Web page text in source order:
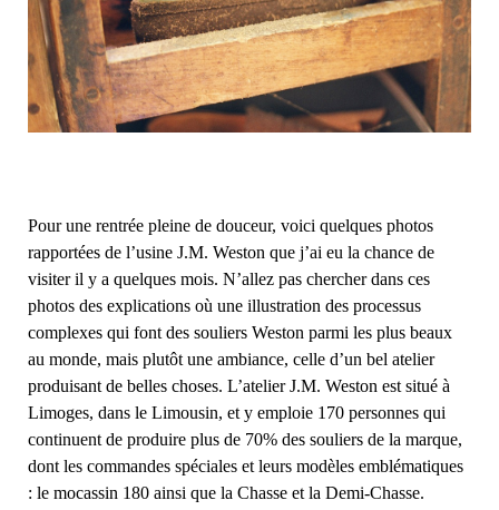
Pour une rentrée pleine de douceur, voici quelques photos
rapportées de l’usine J.M. Weston que j’ai eu la chance de
visiter il y a quelques mois. N’allez pas chercher dans ces
photos des explications où une illustration des processus
complexes qui font des souliers Weston parmi les plus beaux
au monde, mais plutôt une ambiance, celle d’un bel atelier
produisant de belles choses. L’atelier J.M. Weston est situé à
Limoges, dans le Limousin, et y emploie 170 personnes qui
continuent de produire plus de 70% des souliers de la marque,
dont les commandes spéciales et leurs modèles emblématiques
: le mocassin 180 ainsi que la Chasse et la Demi-Chasse.